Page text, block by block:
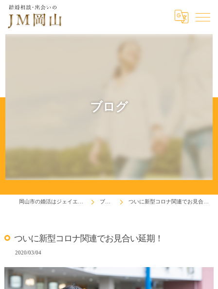
ブログ
ブログ ついに新型コロナ関連でお見合い延期！
ついに新型コロナ関連でお見合い延期！
2020/03/04